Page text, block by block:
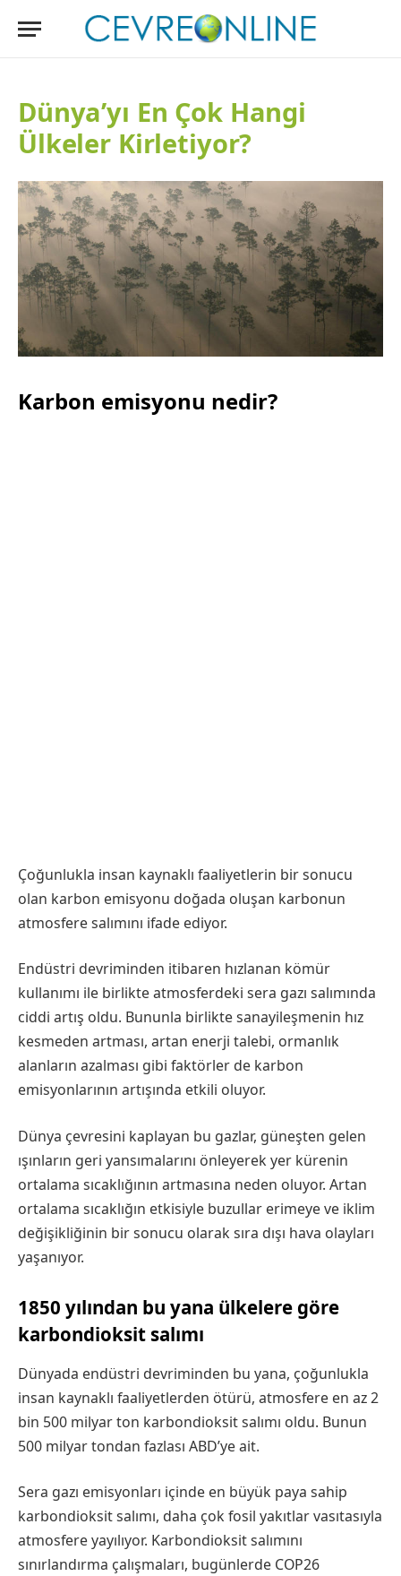
Dünya’yı En Çok Hangi
Ülkeler Kirletiyor?
Karbon emisyonu nedir?
Çoğunlukla insan kaynaklı faaliyetlerin bir sonucu
olan karbon emisyonu doğada oluşan karbonun
atmosfere salımını ifade ediyor.
Endüstri devriminden itibaren hızlanan kömür
kullanımı ile birlikte atmosferdeki sera gazı salımında
ciddi artış oldu. Bununla birlikte sanayileşmenin hız
kesmeden artması, artan enerji talebi, ormanlık
alanların azalması gibi faktörler de karbon
emisyonlarının artışında etkili oluyor.
Dünya çevresini kaplayan bu gazlar, güneşten gelen
ışınların geri yansımalarını önleyerek yer kürenin
ortalama sıcaklığının artmasına neden oluyor. Artan
ortalama sıcaklığın etkisiyle buzullar erimeye ve iklim
değişikliğinin bir sonucu olarak sıra dışı hava olayları
yaşanıyor.
1850 yılından bu yana ülkelere göre
karbondioksit salımı
Dünyada endüstri devriminden bu yana, çoğunlukla
insan kaynaklı faaliyetlerden ötürü, atmosfere en az 2
bin 500 milyar ton karbondioksit salımı oldu. Bunun
500 milyar tondan fazlası ABD’ye ait.
Sera gazı emisyonları içinde en büyük paya sahip
karbondioksit salımı, daha çok fosil yakıtlar vasıtasıyla
atmosfere yayılıyor. Karbondioksit salımını
sınırlandırma çalışmaları, bugünlerde COP26